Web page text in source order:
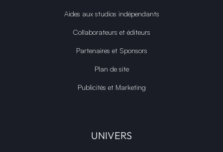
Aides aux studios indépendants
Collaborateurs et éditeurs
Partenaires et Sponsors
Plan de site
Publicités et Marketing
UNIVERS